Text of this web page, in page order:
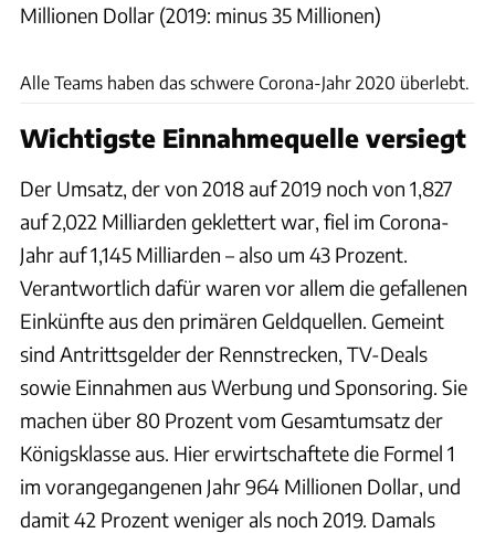
Millionen Dollar (2019: minus 35 Millionen)
Alle Teams haben das schwere Corona-Jahr 2020 überlebt.
Wichtigste Einnahmequelle versiegt
Der Umsatz, der von 2018 auf 2019 noch von 1,827
auf 2,022 Milliarden geklettert war, fiel im Corona-
Jahr auf 1,145 Milliarden – also um 43 Prozent.
Verantwortlich dafür waren vor allem die gefallenen
Einkünfte aus den primären Geldquellen. Gemeint
sind Antrittsgelder der Rennstrecken, TV-Deals
sowie Einnahmen aus Werbung und Sponsoring. Sie
machen über 80 Prozent vom Gesamtumsatz der
Königsklasse aus. Hier erwirtschaftete die Formel 1
im vorangegangenen Jahr 964 Millionen Dollar, und
damit 42 Prozent weniger als noch 2019. Damals